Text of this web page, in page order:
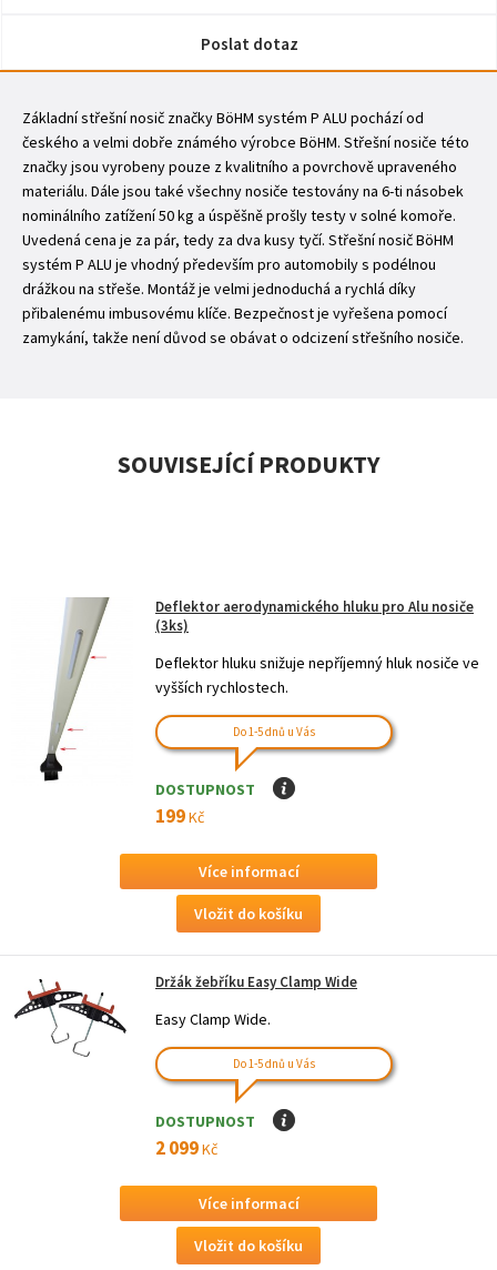
Poslat dotaz
Základní střešní nosič značky BöHM systém P ALU pochází od
českého a velmi dobře známého výrobce BöHM. Střešní nosiče této
značky jsou vyrobeny pouze z kvalitního a povrchově upraveného
materiálu. Dále jsou také všechny nosiče testovány na 6-ti násobek
nominálního zatížení 50 kg a úspěšně prošly testy v solné komoře.
Uvedená cena je za pár, tedy za dva kusy tyčí. Střešní nosič BöHM
systém P ALU je vhodný především pro automobily s podélnou
drážkou na střeše. Montáž je velmi jednoduchá a rychlá díky
přibalenému imbusovému klíče. Bezpečnost je vyřešena pomocí
zamykání, takže není důvod se obávat o odcizení střešního nosiče.
SOUVISEJÍCÍ PRODUKTY
Deflektor aerodynamického hluku pro Alu nosiče
(3ks)
Deflektor hluku snižuje nepříjemný hluk nosiče ve
vyšších rychlostech.
Do 1-5 dnů u Vás
DOSTUPNOST I
199Kč
Více informací
Držák žebříku Easy Clamp Wide
Easy Clamp Wide.
Do 1-5 dnů u Vás
DOSTUPNOST I
2 099Kč
Více informací